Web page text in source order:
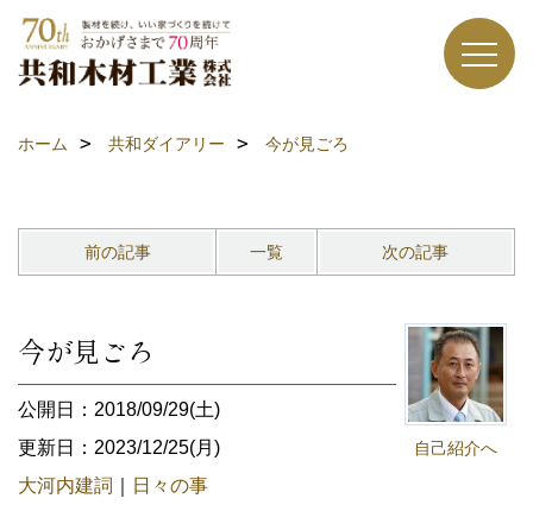
ホーム 共和ダイアリー 今が見ごろ
前の記事 一覧 次の記事
自己紹介へ
今が見ごろ
公開日：2018/09/29(土)
更新日：2023/12/25(月)
大河内建詞
日々の事